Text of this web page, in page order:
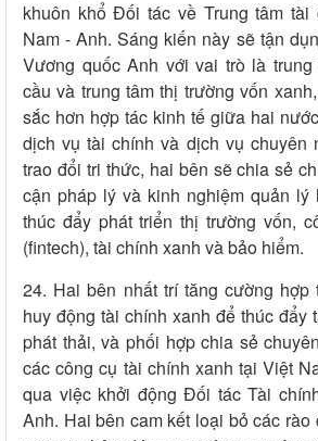
khuôn khổ Đối tác về Trung tâm tài
Nam - Anh. Sáng kiến này sẽ tận
Vương quốc Anh với vai trò là
cầu và trung tâm thị trường vốn
sắc hơn hợp tác kinh tế giữa hai
dịch vụ tài chính và dịch vụ chuyên
trao đổi tri thức, hai bên sẽ chia sẻ
cận pháp lý và kinh nghiệm quản lý
thúc đẩy phát triển thị trường vốn,
(fintech), tài chính xanh và bảo hiểm.
24. Hai bên nhất trí tăng cường hợp
huy động tài chính xanh để thúc đẩy
phát thải, và phối hợp chia sẻ
các công cụ tài chính xanh tại Việt
qua việc khởi động Đối tác Tài
Anh. Hai bên cam kết loại bỏ các rào